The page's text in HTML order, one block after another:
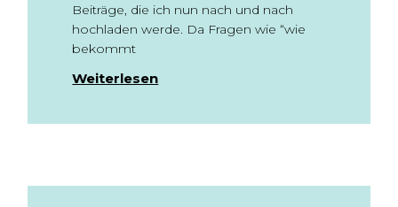
Beiträge, die ich nun nach und nach
hochladen werde. Da Fragen wie “wie
bekommt
Weiterlesen